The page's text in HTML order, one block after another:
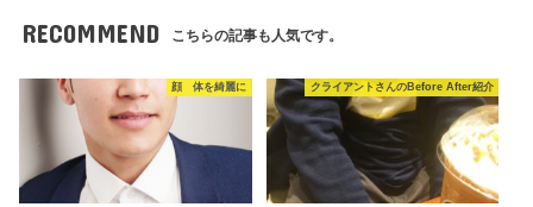
RECOMMEND こちらの記事も人気です。
顔 体を綺麗に クライアントさんのBefore After紹介